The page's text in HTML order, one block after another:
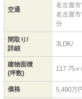
交通
名古屋
名古屋
分
間取り/
詳細
3LDK/
建物面積
(坪数)
117.75
価格 5,490万